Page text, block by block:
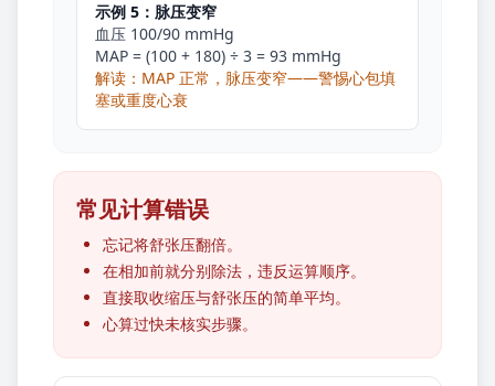
示例 5：脉压变窄
血压 100/90 mmHg
MAP = (100 + 180) ÷ 3 = 93 mmHg
解读：MAP 正常，脉压变窄——警惕心包填
塞或重度心衰
常见计算错误
忘记将舒张压翻倍。
在相加前就分别除法，违反运算顺序。
直接取收缩压与舒张压的简单平均。
心算过快未核实步骤。